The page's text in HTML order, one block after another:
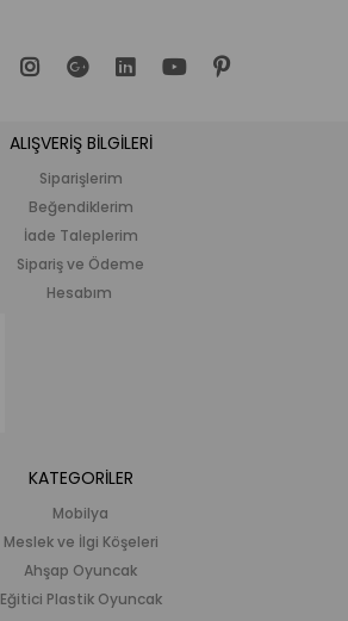
ALIŞVERİŞ BİLGİLERİ
Siparişlerim
Beğendiklerim
İade Taleplerim
Sipariş ve Ödeme
Hesabım
KATEGORİLER
Mobilya
Meslek ve İlgi Köşeleri
Ahşap Oyuncak
Eğitici Plastik Oyuncak